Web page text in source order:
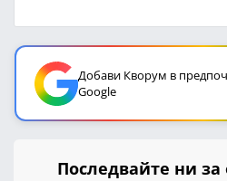
Добави Кворум в
Google
Последвайте ни